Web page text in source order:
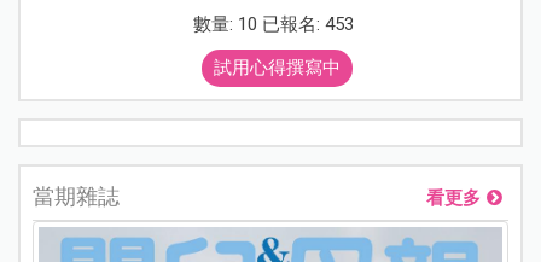
數量: 10 已報名: 453
試用心得撰寫中
當期雜誌 看更多